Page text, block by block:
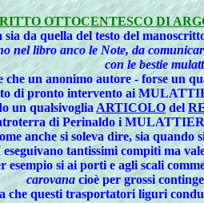
OTTOCENTESCO DI
da quella del testo del
nel libro anco le Note, da
con le bestie
che un anonimo autore - forse un
di pronto intervento ai
un qualsivogliaARTICOLOdel
di Perinaldo i
anche si soleva dire, sia quando
tantissimi compiti ma
esempio si ai porti e agli scali
carovanacioè per grossi
che questitrasportatori liguri